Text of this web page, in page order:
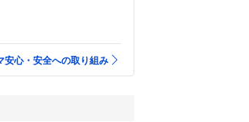
安心・安全への取り組み